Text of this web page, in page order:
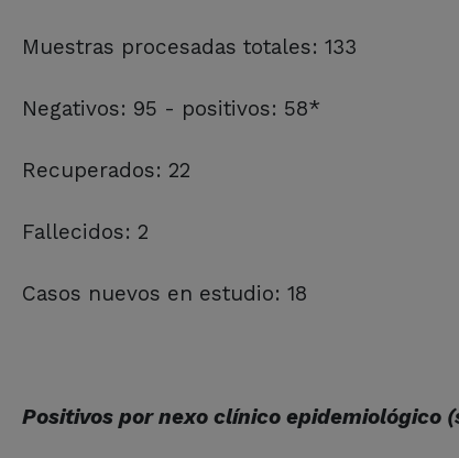
Muestras procesadas totales: 133
Negativos: 95 - positivos: 58*
Recuperados: 22
Fallecidos: 2
Casos nuevos en estudio: 18
Positivos por nexo clínico epidemiológico